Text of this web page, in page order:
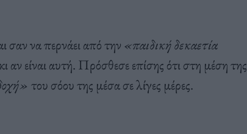
σαν να περνάει από την «παιδική δεκαετία
αν είναι αυτή. Πρόσθεσε επίσης ότι στη μέση της
του σόου της μέσα σε λίγες μέρες.